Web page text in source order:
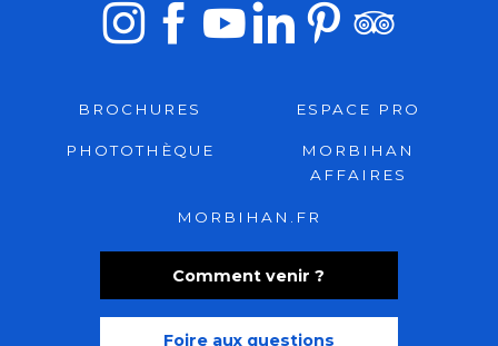
Comment venir ?
Foire aux questions
BROCHURES ESPACE PRO
PHOTOTHÈQUE
MORBIHAN
AFFAIRES
MORBIHAN.FR